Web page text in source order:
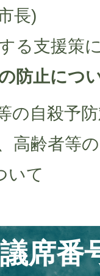
長)
る支援策
防止につ
の自殺予
高齢者等
いて
席番